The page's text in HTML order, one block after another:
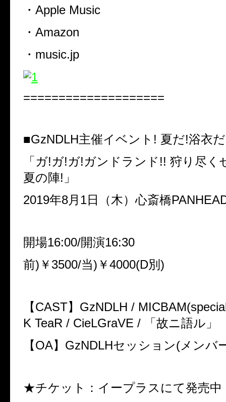
・Apple Music
・Amazon
・ music.jp
====================
■GzNDLH主催イベント! 夏だ!浴衣
「ガ!ガ!ガ!ガンドランド!! 狩り尽く
夏の陣!」
2019年8月1日（木）心斎橋
開場16:00/開演16:30
前)￥3500/当)￥4000(D別)
【CAST】GzNDLH /
K TeaR / CieLGraVE / 「故ニ語ル」
【OA】GzNDLHセッション(メンバ
★チケット：イープラスにて発売中